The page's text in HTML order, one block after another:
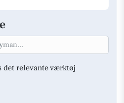
det relevante værktøj